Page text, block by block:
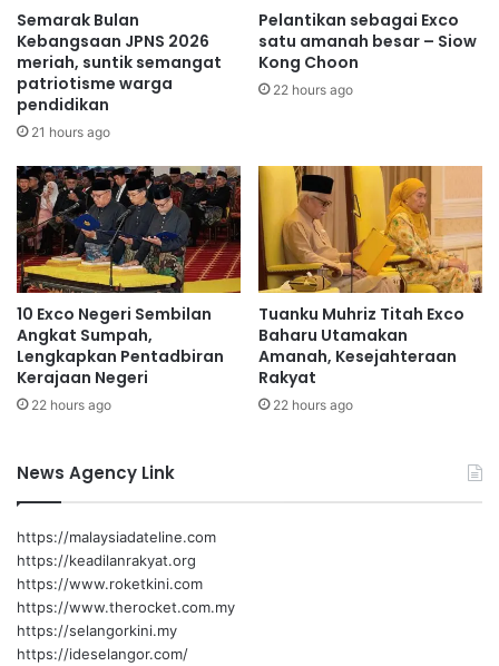
Anwar berkata demikian selepas menerima kunjungan
hormat Presiden dan Ketua Pegawai Pelaburan Alphabet
dan Google, Ruth Porat bersama delegasi.
Anwar dan Porat seterusnya menghadiri Majlis Mantap
Malaysia Bersama AI anjuran syarikat gergasi teknologi
tersebut.
“Majlis ini membuka tirai kepada pengutuhan kerjasama
antara Malaysia dan Google bagi mengorak langkah ke arah
memperkukuh penguasaan ekonomi digital dan
kecerdasan buatan (AI) di negara ini,” ujar Anwar.
i
M
a
l
a
y
i
a
b
e
r
j
u
m
l
a
h
7
0
iSemarak Bulan
Kebangsaan JPNS 2026
meriah, suntik semangat
patriotisme warga
pendidikan
21 hours ago
Pelantikan sebagai Exco
satu amanah besar – Siow
Kong Choon
22 hours ago
10 Exco Negeri Sembilan
Angkat Sumpah,
Lengkapkan Pentadbiran
Kerajaan Negeri
22 hours ago
Tuanku Muhriz Titah Exco
Baharu Utamakan
Amanah, Kesejahteraan
Rakyat
22 hours ago
News Agency Link
https://malaysiadateline.com
https://keadilanrakyat.org
https://www.roketkini.com
https://www.therocket.com.my
https://selangorkini.my
https://ideselangor.com/